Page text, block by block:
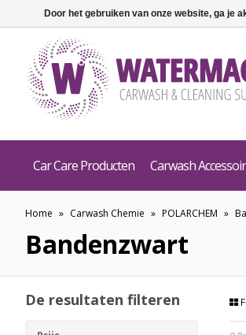
Car Care Producten Carwash
Home » Carwash Chemie » POLARCHEM »
Bandenzwart
De resultaten filteren
Door het gebruiken van onze website, ga je